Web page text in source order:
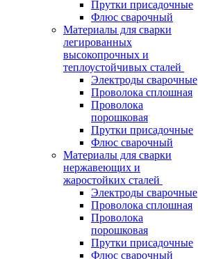
Прутки присадочные
Флюс сварочный
Материалы для сварки
легированных
высокопрочных и
теплоустойчивых сталей
Электроды сварочные
Проволока сплошная
Проволока
порошковая
Прутки присадочные
Флюс сварочный
Материалы для сварки
нержавеющих и
жаростойких сталей
Электроды сварочные
Проволока сплошная
Проволока
порошковая
Прутки присадочные
Флюс сварочный